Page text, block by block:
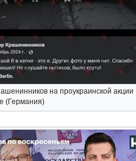
на проукраинской акции
(Германия)